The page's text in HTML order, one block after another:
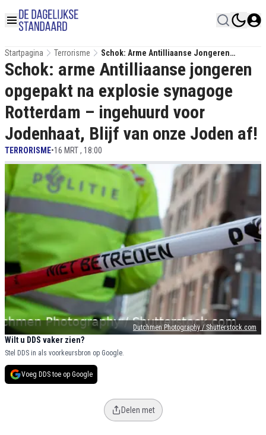
Startpagina Terrorisme
Schok: Arme Antilliaanse Jongeren
Opgepakt Na Explosie Synagoge Rotterdam
– Ingehuurd Voor Jodenhaat, Blijf Van Onze
Joden Af!
Dutchmen Photography / Shutterstock.com
Schok: arme Antilliaanse jongeren
opgepakt na explosie synagoge
Rotterdam – ingehuurd voor
Jodenhaat, Blijf van onze Joden af!
TERRORISME•16 MRT , 18:00
Wilt u DDS vaker zien?
Stel DDS in als voorkeursbron op Google.
Voeg DDS toe op Google
Delen met